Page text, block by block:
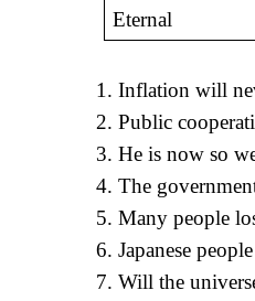
Eternal
1. Inflation will
2. Public
3. He is now so
4. The
5. Many people
6. Japanese
7. Will the